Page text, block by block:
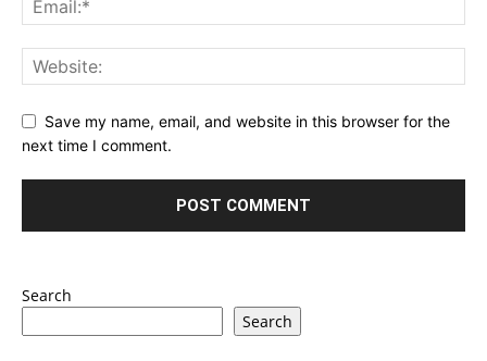
Save my name, email, and website in this browser for the
next time I comment.
Search
Search